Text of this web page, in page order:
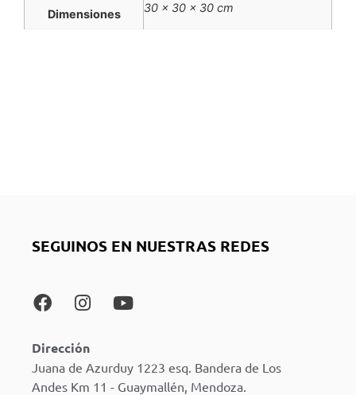
Dimensiones 30 × 30 × 30 cm
SEGUINOS EN NUESTRAS REDES
Dirección
Juana de Azurduy 1223 esq. Bandera de Los
Andes Km 11 - Guaymallén, Mendoza.